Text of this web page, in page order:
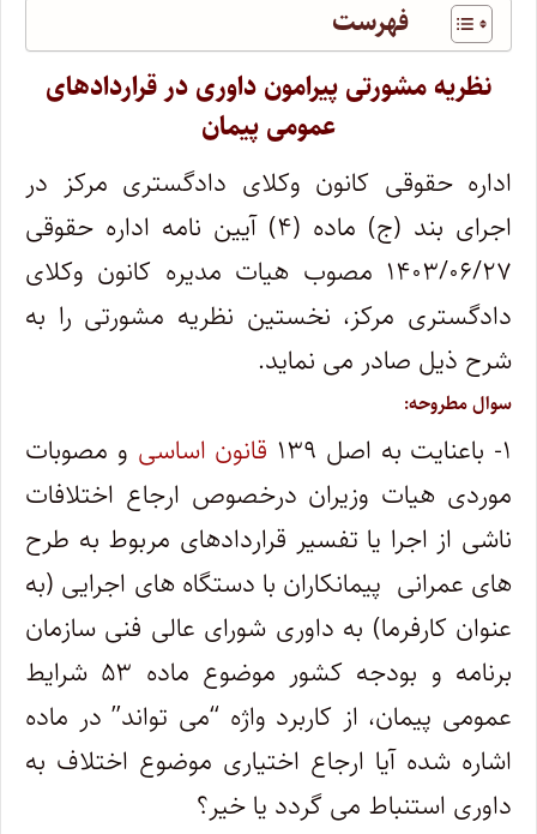
فهرست
نظریه مشورتی پیرامون داوری در قراردادهای
عمومی پیمان
اداره حقوقی کانون وکلای دادگستری مرکز در
اجرای بند (ج) ماده (۴) آیین نامه اداره حقوقی
۱۴۰۳/۰۶/۲۷ مصوب هیات مدیره کانون وکلای
دادگستری مرکز، نخستین نظریه مشورتی را به
شرح ذیل صادر می نماید.
سوال مطروحه:
۱- باعنایت به اصل ۱۳۹ قانون اساسی و مصوبات
موردی هیات وزیران درخصوص ارجاع اختلافات
ناشی از اجرا یا تفسیر قراردادهای مربوط به طرح
های عمرانی پیمانکاران با دستگاه های اجرایی (به
عنوان کارفرما) به داوری شورای عالی فنی سازمان
برنامه و بودجه کشور موضوع ماده ۵۳ شرایط
عمومی پیمان، از کاربرد واژه “می تواند” در ماده
اشاره شده آیا ارجاع اختیاری موضوع اختلاف به
داوری استنباط می گردد یا خیر؟